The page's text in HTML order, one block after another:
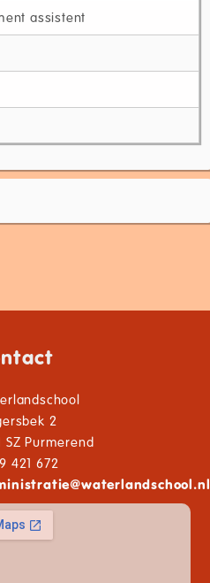
assistent
2
SZ Purmerend
421 672
@waterlandschool.nl